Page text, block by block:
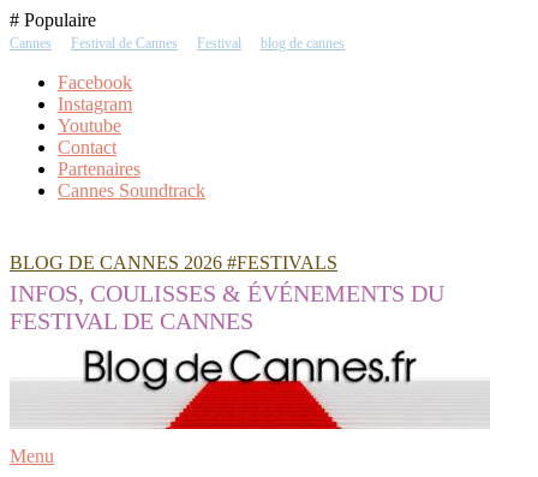
Skip
To
# Populaire
Cannes Festival de Cannes Festival blog de cannes
Facebook
Instagram
Youtube
Contact
Partenaires
Cannes Soundtrack
BLOG DE CANNES 2026 #FESTIVALS
INFOS, COULISSES & ÉVÉNEMENTS DU
FESTIVAL DE CANNES
Menu